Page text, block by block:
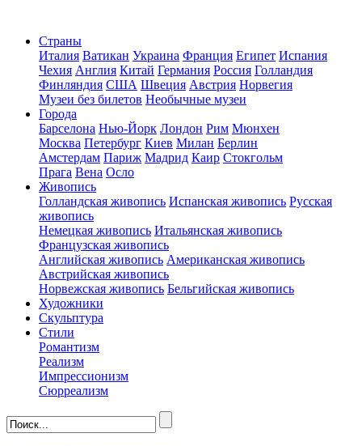
Страны
Италия Ватикан Украина Франция Египет Испания
Чехия Англия Китай Германия Россия Голландия
Финляндия США Швеция Австрия Норвегия
Музеи без билетов Необычные музеи
Города
Барселона Нью-Йорк Лондон Рим Мюнхен
Москва Петербург Киев Милан Берлин
Амстердам Париж Мадрид Каир Стокгольм
Прага Вена Осло
Живопись
Голландская живопись Испанская живопись Русская
живопись
Немецкая живопись Итальянская живопись
Французская живопись
Английская живопись Американская живопись
Австрийская живопись
Норвежская живопись Бельгийская живопись
Художники
Скульптура
Стили
Романтизм
Реализм
Импрессионизм
Сюрреализм